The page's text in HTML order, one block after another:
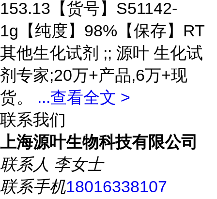
153.13【货号】S51142-
1g【纯度】98%【保存】RT
其他生化试剂 ;; 源叶 生化试
剂专家;20万+产品,6万+现
货。 ...查看全文 >
联系我们
上海源叶生物科技有限公司
联系人 李女士
联系手机18016338107